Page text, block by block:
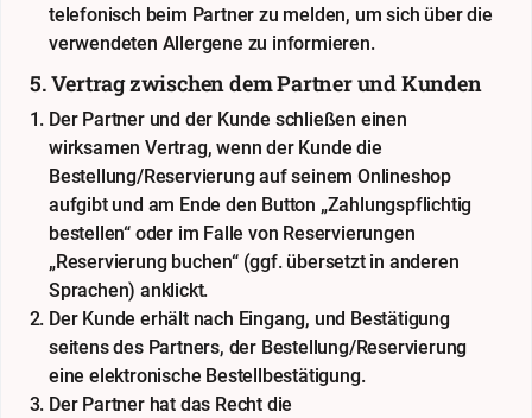
telefonisch beim Partner zu melden, um sich über die
verwendeten Allergene zu informieren.
5. Vertrag zwischen dem Partner und Kunden
Der Partner und der Kunde schließen einen
wirksamen Vertrag, wenn der Kunde die
Bestellung/Reservierung auf seinem Onlineshop
aufgibt und am Ende den Button „Zahlungspflichtig
bestellen“ oder im Falle von Reservierungen
„Reservierung buchen“ (ggf. übersetzt in anderen
Sprachen) anklickt.
Der Kunde erhält nach Eingang, und Bestätigung
seitens des Partners, der Bestellung/Reservierung
eine elektronische Bestellbestätigung.
Der Partner hat das Recht die